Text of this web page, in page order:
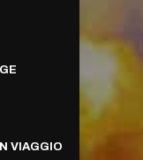
VIAGGIO